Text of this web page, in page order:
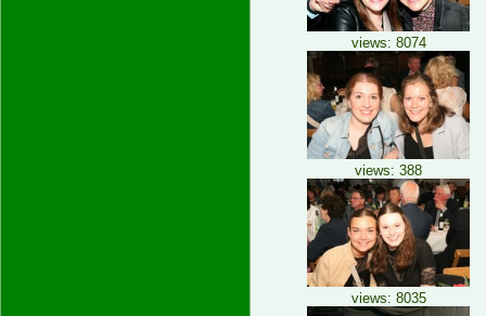
views: 8074
views: 388
views: 8035